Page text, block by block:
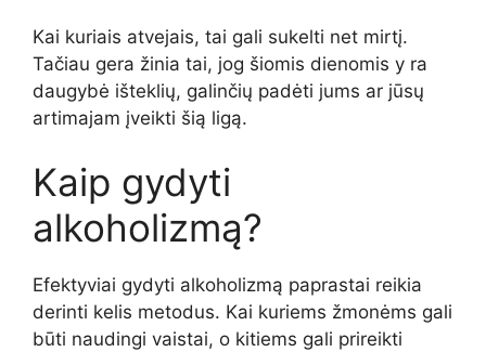
Kai kuriais atvejais, tai gali sukelti net mirtį.
Tačiau gera žinia tai, jog šiomis dienomis y ra
daugybė išteklių, galinčių padėti jums ar jūsų
artimajam įveikti šią ligą.
Kaip gydyti
alkoholizmą?
Efektyviai gydyti alkoholizmą paprastai reikia
derinti kelis metodus. Kai kuriems žmonėms gali
būti naudingi vaistai, o kitiems gali prireikti